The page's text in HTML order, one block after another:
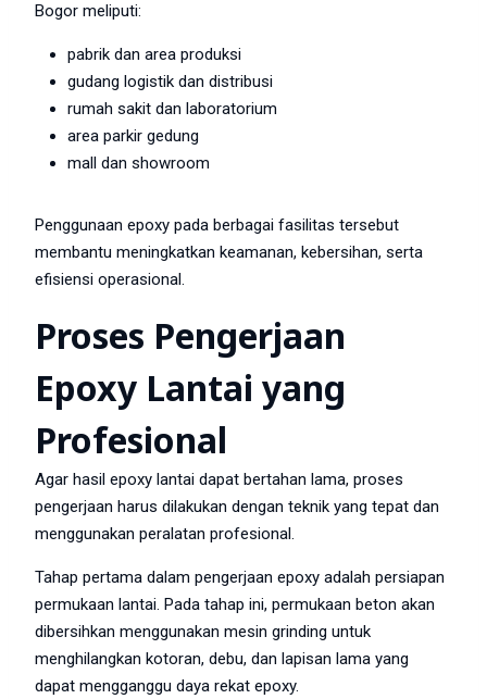
Bogor meliputi:
pabrik dan area produksi
gudang logistik dan distribusi
rumah sakit dan laboratorium
area parkir gedung
mall dan showroom
Penggunaan epoxy pada berbagai fasilitas tersebut
membantu meningkatkan keamanan, kebersihan, serta
efisiensi operasional.
Proses Pengerjaan
Epoxy Lantai yang
Profesional
Agar hasil epoxy lantai dapat bertahan lama, proses
pengerjaan harus dilakukan dengan teknik yang tepat dan
menggunakan peralatan profesional.
Tahap pertama dalam pengerjaan epoxy adalah persiapan
permukaan lantai. Pada tahap ini, permukaan beton akan
dibersihkan menggunakan mesin grinding untuk
menghilangkan kotoran, debu, dan lapisan lama yang
dapat mengganggu daya rekat epoxy.